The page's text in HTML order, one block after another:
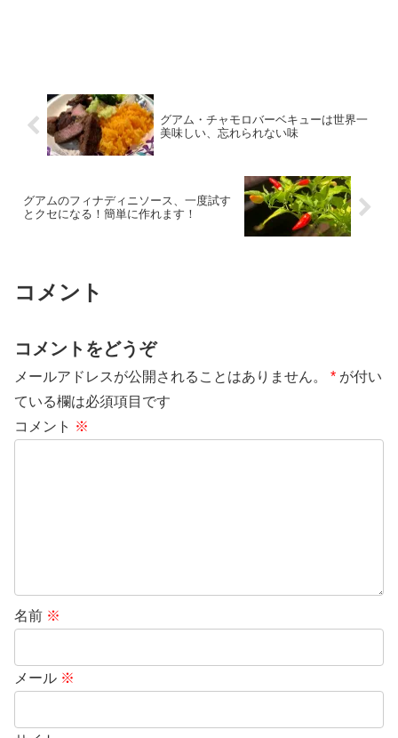
グアム・チャモロバーベキューは世界一
美味しい、忘れられない味
グアムのフィナディニソース、一度試す
とクセになる！簡単に作れます！
コメント
コメントをどうぞ
メールアドレスが公開されることはありません。 * が付い
ている欄は必須項目です
コメント ※
名前 ※
メール ※